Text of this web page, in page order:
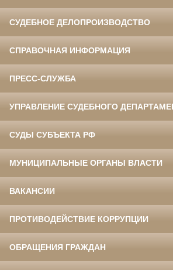
СУДЕБНОЕ ДЕЛОПРОИЗВОДСТВО
СПРАВОЧНАЯ ИНФОРМАЦИЯ
ПРЕСС-СЛУЖБА
УПРАВЛЕНИЕ СУДЕБНОГО
СУДЫ СУБЪЕКТА РФ
МУНИЦИПАЛЬНЫЕ ОРГАНЫ ВЛАСТИ
ВАКАНСИИ
ПРОТИВОДЕЙСТВИЕ КОРРУПЦИИ
ОБРАЩЕНИЯ ГРАЖДАН